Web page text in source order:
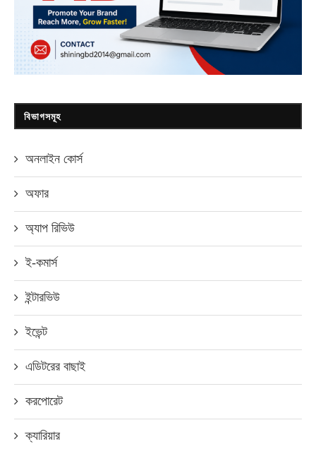
বিভাগসমূহ
অনলাইন কোর্স
অফার
অ্যাপ রিভিউ
ই-কমার্স
ইন্টারভিউ
ইভেন্ট
এডিটরের বাছাই
করপোরেট
ক্যারিয়ার